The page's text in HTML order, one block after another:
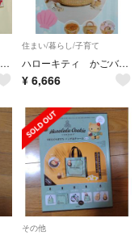
ご当地キティののびーるしーるえほん 東日本 2006年
住まい/暮らし/子育て
ハローキティ かごバッグ ムック Summer Shell ver サンリオ
¥ 6,666
その他